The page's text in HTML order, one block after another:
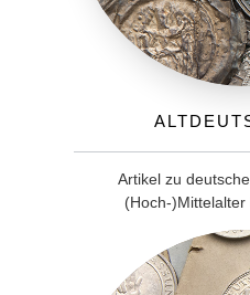
Artikel zu
(Hoch-